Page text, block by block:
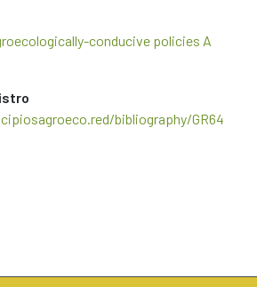
conducive policies A
bibliography/GR64